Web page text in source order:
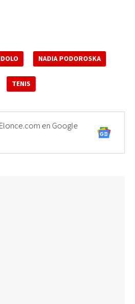
NADIA PODOROSKA
TENIS
en Google